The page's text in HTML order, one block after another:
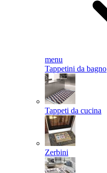
menu
Tappetini da bagno
Tappeti da cucina
Zerbini